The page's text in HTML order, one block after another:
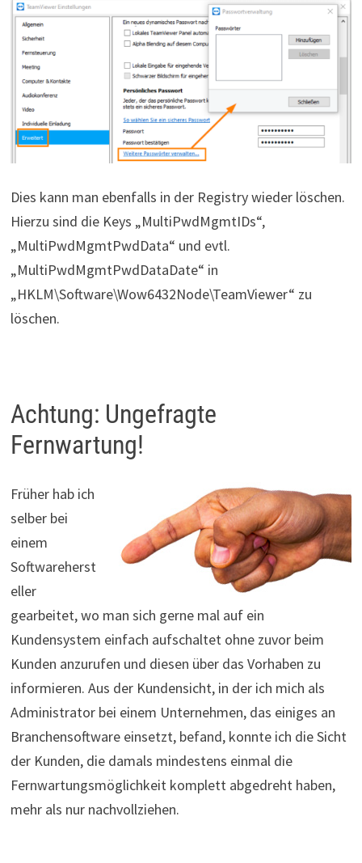
Dies kann man ebenfalls in der Registry wieder löschen.
Hierzu sind die Keys „MultiPwdMgmtIDs“,
„MultiPwdMgmtPwdData“ und evtl.
„MultiPwdMgmtPwdDataDate“ in
„HKLM\Software\Wow6432Node\TeamViewer“ zu
löschen.
Achtung: Ungefragte
Fernwartung!
Früher hab ich
selber bei
einem
Softwareherst
eller
gearbeitet, wo man sich gerne mal auf ein
Kundensystem einfach aufschaltet ohne zuvor beim
Kunden anzurufen und diesen über das Vorhaben zu
informieren. Aus der Kundensicht, in der ich mich als
Administrator bei einem Unternehmen, das einiges an
Branchensoftware einsetzt, befand, konnte ich die Sicht
der Kunden, die damals mindestens einmal die
Fernwartungsmöglichkeit komplett abgedreht haben,
mehr als nur nachvollziehen.